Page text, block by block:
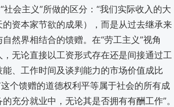
会主义”所做的区分：“我们实际收入的大
资本家节欲的成果），而是从过去继承来
然界相结合的馈赠。在“劳工主义”视角
无论直接以工资形式存在还是间接通过工
、工作时间及谈判能力的市场价值成比
个馈赠的道德权利平等属于社会的所有成
充分就业中，无论其是否拥有有酬工作”。